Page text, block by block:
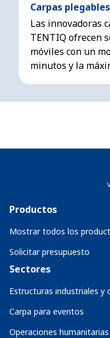
Carpas
Las innovadoras
TENTIQ ofrecen
móviles con un
minutos y la
Productos
Mostrar todos los
Solicitar presupuesto
Sectores
Estructuras industriales y
Carpa para eventos
Operaciones humanitarias